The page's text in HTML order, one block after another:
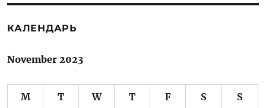
КАЛЕНДАРЬ
November 2023
M T W T F S S